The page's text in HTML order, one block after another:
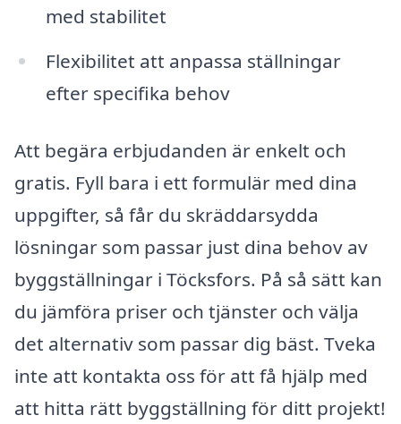
med stabilitet
Flexibilitet att anpassa ställningar
efter specifika behov
Att begära erbjudanden är enkelt och
gratis. Fyll bara i ett formulär med dina
uppgifter, så får du skräddarsydda
lösningar som passar just dina behov av
byggställningar i Töcksfors. På så sätt kan
du jämföra priser och tjänster och välja
det alternativ som passar dig bäst. Tveka
inte att kontakta oss för att få hjälp med
att hitta rätt byggställning för ditt projekt!